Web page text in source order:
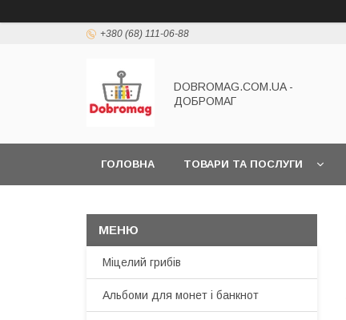
+380 (68) 111-06-88
DOBROMAG.COM.UA -
ДОБРОМАГ
ГОЛОВНА ТОВАРИ ТА ПОСЛУГИ
Міцелий грибів
Альбоми для монет і банкнот